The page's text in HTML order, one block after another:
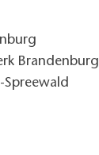
Brandenburg
Spreewald